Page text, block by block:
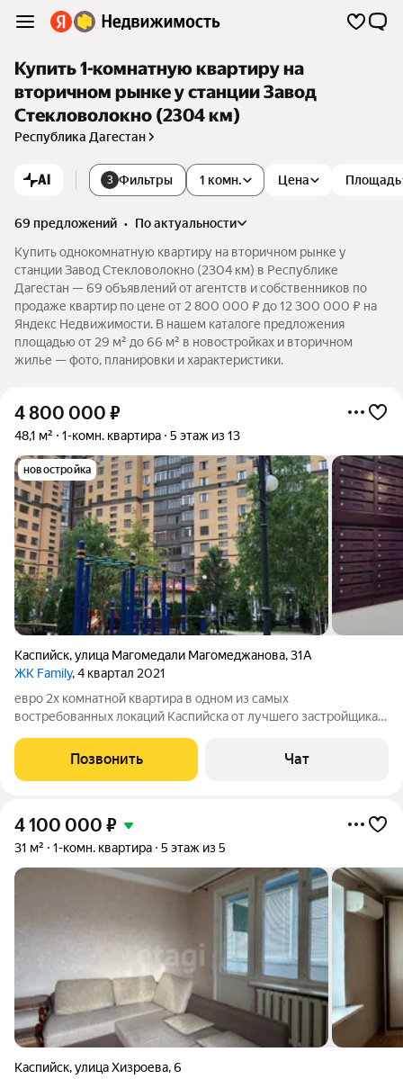
Купить 1-комнатную квартиру на
вторичном рынке у станции Завод
Стекловолокно (2304 км)
Республика Дагестан
AI 3 Фильтры 1 комн. Цена Площадь
69 предложений •
по актуальности
Купить однокомнатную квартиру на вторичном рынке у
станции Завод Стекловолокно (2304 км) в Республике
Дагестан — 69 объявлений от агентств и собственников по
продаже квартир по цене от 2 800 000 ₽ до 12 300 000 ₽ на
Яндекс Недвижимости. В нашем каталоге предложения
площадью от 29 м² до 66 м² в новостройках и вторичном
жилье — фото, планировки и характеристики.
4 800 000 ₽
48,1 м² 1-комн. квартира 5 этаж из 13
новостройка
Каспийск,улица Магомедали Магомеджановa,31А
ЖК Family, 4 квартал 2021
евро 2х комнатной квартира в одном из самых
востребованных локаций Каспийска от лучшего застройщика в
отличный вариант для тех, кто хочет выгодно вложится.
резервуар для бесперебойной подачи
Позвонить Чат
4 100 000 ₽
31 м² 1-комн. квартира 5 этаж из 5
Каспийск,улица Хизроева,6